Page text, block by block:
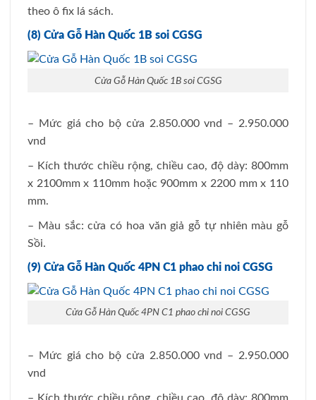
theo ô fix lá sách.
(8) Cửa Gỗ Hàn Quốc 1B soi CGSG
Cửa Gỗ Hàn Quốc 1B soi CGSG
– Mức giá cho bộ cửa 2.850.000 vnd – 2.950.000
vnd
– Kích thước chiều rộng, chiều cao, độ dày: 800mm
x 2100mm x 110mm hoặc 900mm x 2200 mm x 110
mm.
– Màu sắc: cửa có hoa văn giả gỗ tự nhiên màu gỗ
Sồi.
(9) Cửa Gỗ Hàn Quốc 4PN C1 phao chi noi CGSG
Cửa Gỗ Hàn Quốc 4PN C1 phao chi noi CGSG
– Mức giá cho bộ cửa 2.850.000 vnd – 2.950.000
vnd
– Kích thước chiều rộng, chiều cao, độ dày: 800mm